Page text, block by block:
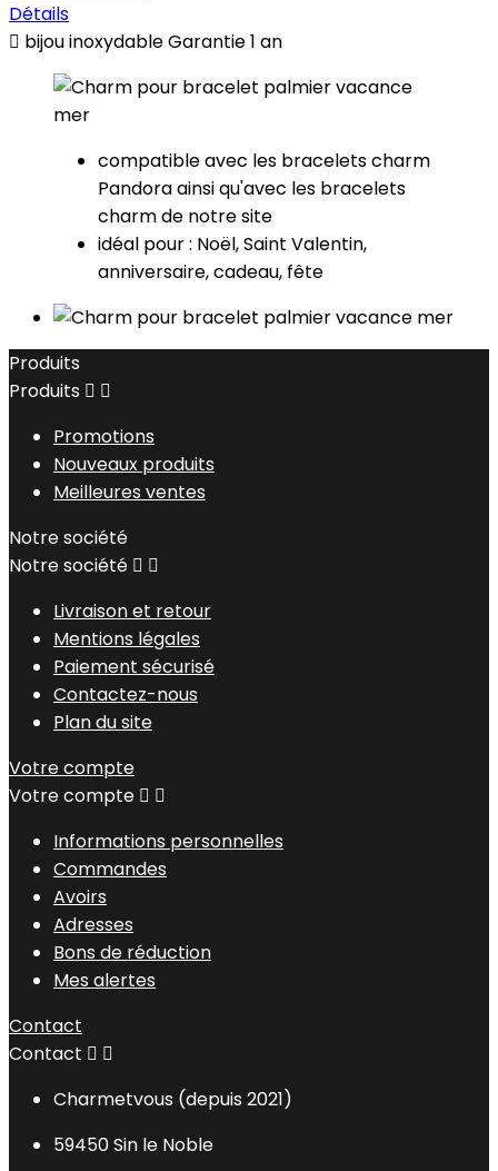
Détails
 bijou inoxydable Garantie 1 an
compatible avec les braceletscharm
Pandoraainsi qu'avec les bracelets
charm de notre site
idéal pour : Noël, Saint Valentin,
anniversaire, cadeau, fête
Produits
Produits  
Promotions
Nouveaux produits
Meilleures ventes
Notre société
Notre société  
Livraison et retour
Mentions légales
Paiement sécurisé
Contactez-nous
Plan du site
Votre compte
Votre compte  
Informations personnelles
Commandes
Avoirs
Adresses
Bons de réduction
Mes alertes
Contact
Contact  
Charmetvous (depuis 2021)
59450 Sin le Noble